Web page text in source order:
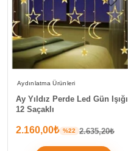
Aydınlatma Ürünleri
Ay Yıldız Perde Led Gün Işığı
12 Saçaklı
2.160,00₺ %22 2.635,20₺